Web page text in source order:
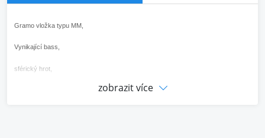
Gramo vložka typu MM,
Vynikající bass,
sférický hrot,
zobrazit více